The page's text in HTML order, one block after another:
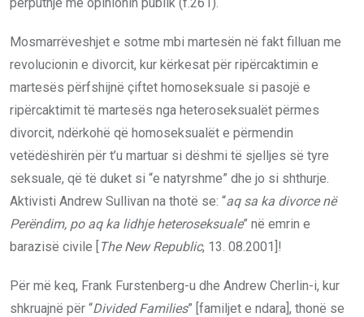
Mosmarrëveshjet e sotme mbi martesën në fakt filluan me
revolucionin e divorcit, kur kërkesat për ripërcaktimin e
martesës përfshijnë çiftet homoseksuale si pasojë e
ripërcaktimit të martesës nga heteroseksualët përmes
divorcit, ndërkohë që homoseksualët e përmendin
vetëdëshirën për t’u martuar si dëshmi të sjelljes së tyre
seksuale, që të duket si “e natyrshme” dhe jo si shthurje.
Aktivisti Andrew Sullivan na thotë se: “aq sa ka divorce në
Perëndim, po aq ka lidhje heteroseksuale” në emrin e
barazisë civile [ The New Republic, 13. 08.2001]!
Për më keq, Frank Furstenberg-u dhe Andrew Cherlin-i, kur
shkruajnë për “Divided Families” [familjet e ndara], thonë se